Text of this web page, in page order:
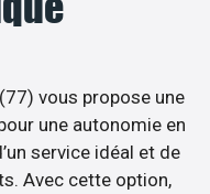
vous propose une
une autonomie en
service idéal et de
Avec cette option,